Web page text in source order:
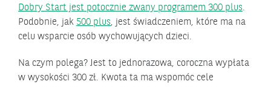
Dobry Start jest potocznie zwany programem 300 plus.
Podobnie, jak 500 plus, jest świadczeniem, które ma na
celu wsparcie osób wychowujących dzieci.
Na czym polega? Jest to jednorazowa, coroczna wypłata
w wysokości 300 zł. Kwota ta ma wspomóc cele